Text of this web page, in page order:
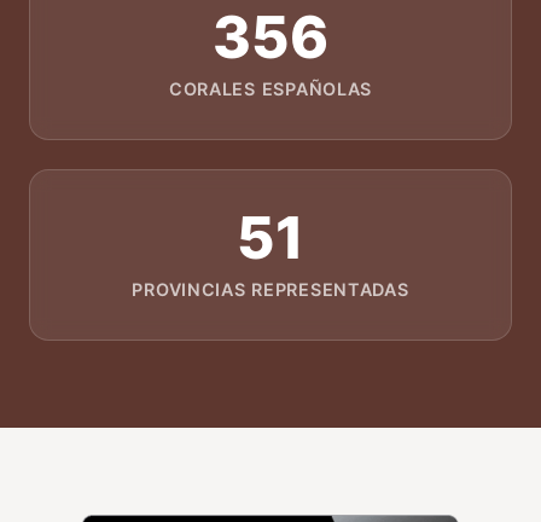
356
CORALES ESPAÑOLAS
51
PROVINCIAS REPRESENTADAS